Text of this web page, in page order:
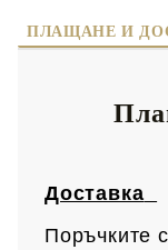
ПЛАЩАНЕ И
Доставка
Поръчките